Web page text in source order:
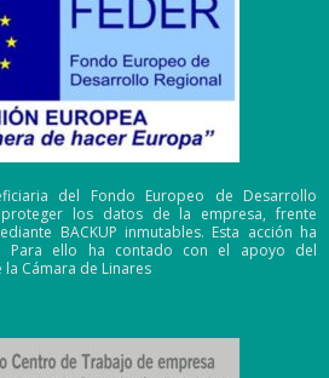
del Fondo Europeo de Desarrollo
los datos de la empresa, frente
BACKUP inmutables. Esta acción ha
Para ello ha contado con el apoyo del
Cámara de Linares